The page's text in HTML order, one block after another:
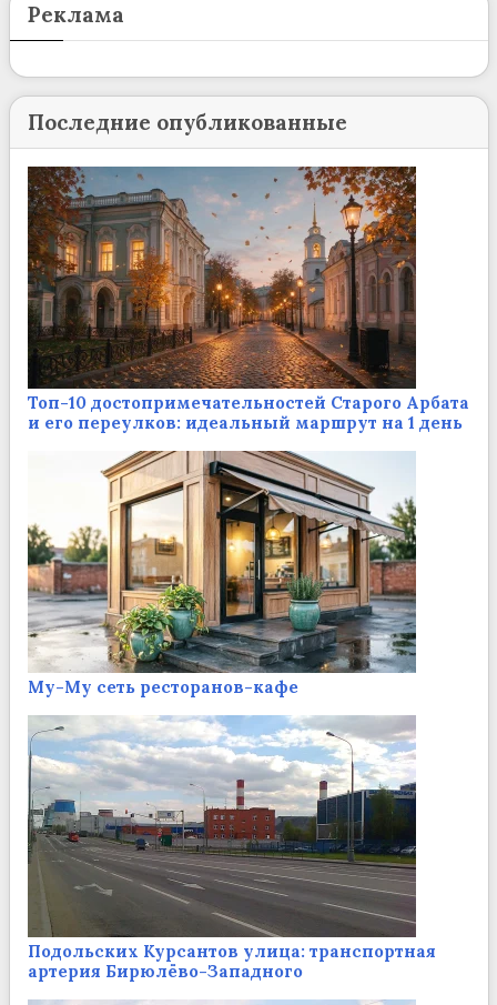
Реклама
Последние опубликованные
Топ-10 достопримечательностей Старого Арбата
и его переулков: идеальный маршрут на 1 день
Му-Му сеть ресторанов-кафе
Подольских Курсантов улица: транспортная
артерия Бирюлёво-Западного